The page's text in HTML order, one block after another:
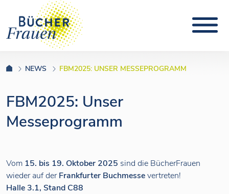
NEWS FBM2025: UNSER MESSEPROGRAMM
FBM2025: Unser
Messeprogramm
Vom 15. bis 19. Oktober 2025 sind die BücherFrauen
wieder auf derFrankfurter Buchmessevertreten!
Halle 3.1, Stand C88